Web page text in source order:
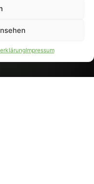
Impressum